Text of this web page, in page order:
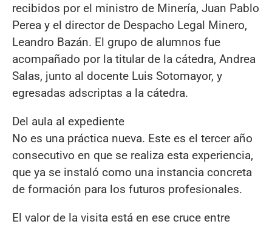
recibidos por el ministro de Minería, Juan Pablo
Perea y el director de Despacho Legal Minero,
Leandro Bazán. El grupo de alumnos fue
acompañado por la titular de la cátedra, Andrea
Salas, junto al docente Luis Sotomayor, y
egresadas adscriptas a la cátedra.
Del aula al expediente
No es una práctica nueva. Este es el tercer año
consecutivo en que se realiza esta experiencia,
que ya se instaló como una instancia concreta
de formación para los futuros profesionales.
El valor de la visita está en ese cruce entre